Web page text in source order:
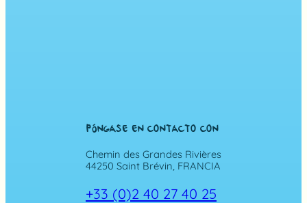
PÓNGASE EN CONTACTO CON
Chemin des Grandes Rivières
44250 Saint Brévin, FRANCIA
+33 (0)2 40 27 40 25